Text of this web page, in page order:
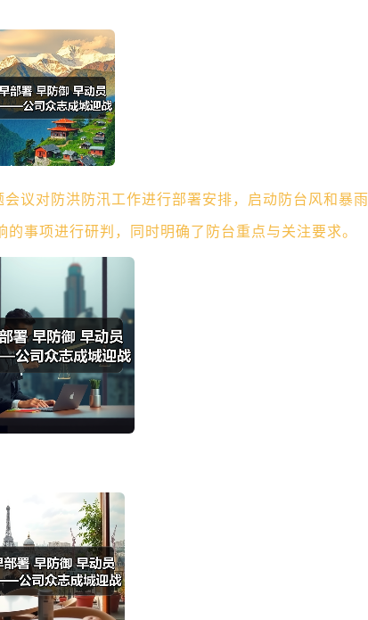
议对防洪防汛工作进行部署安排，启动防台风和暴雨
事项进行研判，同时明确了防台重点与关注要求。